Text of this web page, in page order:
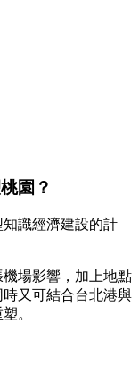
園？
識經濟建設的計
場影響，加上地點
又可結合台北港與
。